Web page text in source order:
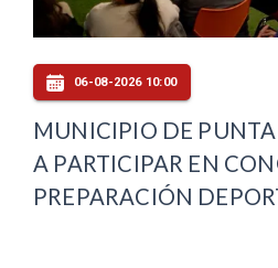
06-08-2026 10:00
MUNICIPIO DE
A PARTICIPAR EN
PREPARACIÓN